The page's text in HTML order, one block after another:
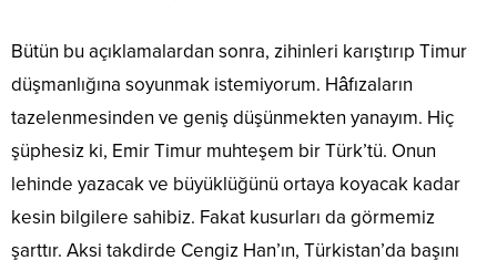
Bütün bu açıklamalardan sonra, zihinleri karıştırıp Timur
düşmanlığına soyunmak istemiyorum. Hâfızaların
tazelenmesinden ve geniş düşünmekten yanayım. Hiç
şüphesiz ki, Emir Timur muhteşem bir Türk’tü. Onun
lehinde yazacak ve büyüklüğünü ortaya koyacak kadar
kesin bilgilere sahibiz. Fakat kusurları da görmemiz
şarttır. Aksi takdirde Cengiz Han’ın, Türkistan’da başını